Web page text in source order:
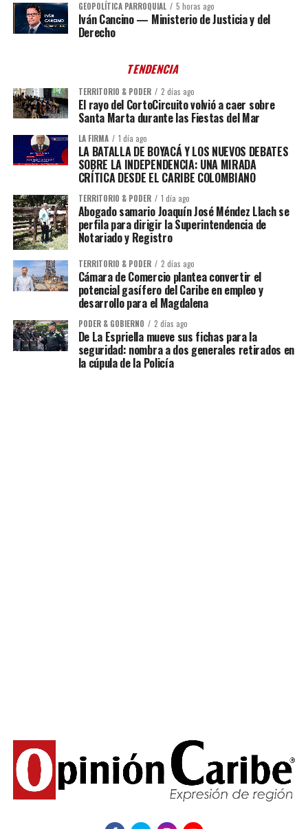
GEOPOLÍTICA PARROQUIAL 5 horas ago
Iván Cancino — Ministerio de Justicia y del
Derecho
TENDENCIA
TERRITORIO & PODER 2 días ago
El rayo del CortoCircuito volvió a caer sobre
Santa Marta durante las Fiestas del Mar
LA FIRMA 1 día ago
LA BATALLA DE BOYACÁ Y LOS NUEVOS DEBATES
SOBRE LA INDEPENDENCIA: UNA MIRADA
CRÍTICA DESDE EL CARIBE COLOMBIANO
TERRITORIO & PODER 1 día ago
Abogado samario Joaquín José Méndez Llach se
perfila para dirigir la Superintendencia de
Notariado y Registro
TERRITORIO & PODER 2 días ago
Cámara de Comercio plantea convertir el
potencial gasífero del Caribe en empleo y
desarrollo para el Magdalena
PODER & GOBIERNO 2 días ago
De La Espriella mueve sus fichas para la
seguridad: nombra a dos generales retirados en
la cúpula de la Policía